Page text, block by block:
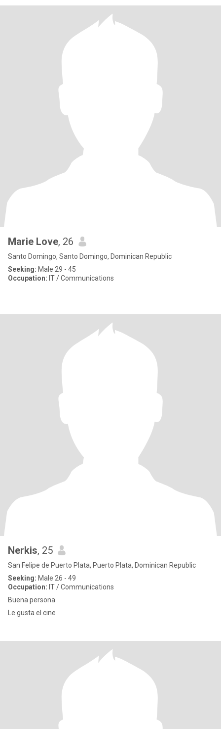
Marie Love, 26
Santo Domingo, Santo Domingo, Dominican Republic
Seeking: Male 29 - 45
Occupation: IT / Communications
Nerkis, 25
San Felipe de Puerto Plata, Puerto Plata, Dominican Republic
Seeking: Male 26 - 49
Occupation: IT / Communications
Buena persona
Le gusta el cine